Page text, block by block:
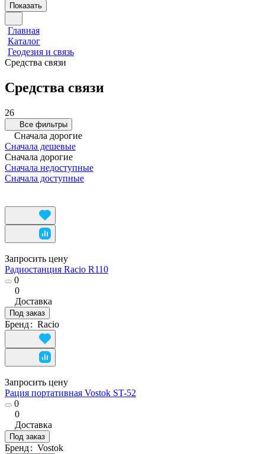
Показать
Главная
Каталог
Геодезия и связь
Средства связи
Средства связи
26
Все фильтры
Сначала дорогие
Сначала дешевые
Сначала дорогие
Сначала недоступные
Сначала доступные
Запросить цену
Радиостанция Racio R110
0
0
Доставка
Под заказ
Бренд: Racio
Запросить цену
Рация портативная Vostok ST-52
0
0
Доставка
Под заказ
Бренд: Vostok